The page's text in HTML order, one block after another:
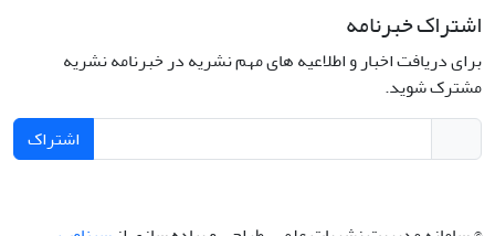
اشتراک خبرنامه
برای دریافت اخبار و اطلاعیه های مهم نشریه در خبرنامه نشریه
مشترک شوید.
اشتراک